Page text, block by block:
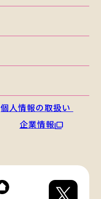
個人情報の取扱い
企業情報